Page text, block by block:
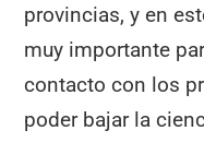
provincias, y en
muy importante
contacto con los
poder bajar la